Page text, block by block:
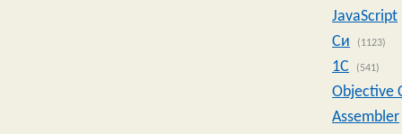
JavaScript
Си
(1123)
1C (541)
Objective
Assembler